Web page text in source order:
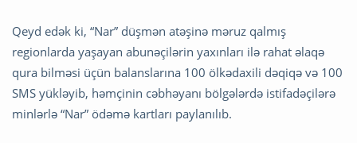
Qeyd edək ki, “Nar” düşmən atəşinə məruz qalmış
regionlarda yaşayan abunəçilərin yaxınları ilə rahat əlaqə
qura bilməsi üçün balanslarına 100 ölkədaxili dəqiqə və 100
SMS yükləyib, həmçinin cəbhəyanı bölgələrdə istifadəçilərə
minlərlə “Nar” ödəmə kartları paylanılıb.